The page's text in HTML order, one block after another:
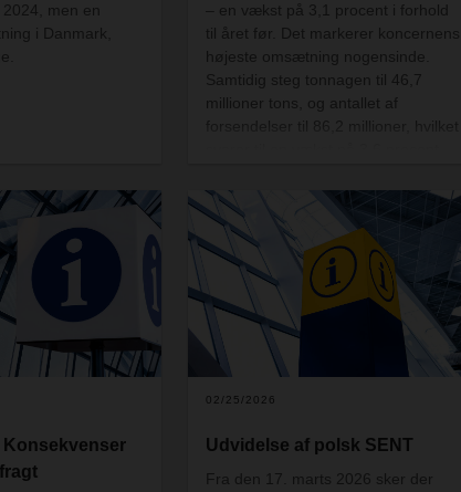
men en
i Danmark,
– en vækst på 3,1 procent i forhold
til året før. Det markerer koncernens
højeste omsætning nogensinde.
Samtidig steg tonnagen til 46,7
millioner tons, og antallet af
Konsekvenser
02/25/2026
Udvidelse af polsk SENT
Fra den 17. marts 2026 sker der